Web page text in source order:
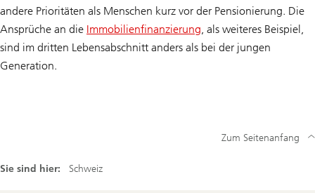
andere Prioritäten als Menschen kurz vor der Pensionierung. Die
Ansprüche an die Immobilienfinanzierung , als weiteres Beispiel,
sind im dritten Lebensabschnitt anders als bei der jungen
Generation.
Sie sind hier: Schweiz
Zum Seitenanfang